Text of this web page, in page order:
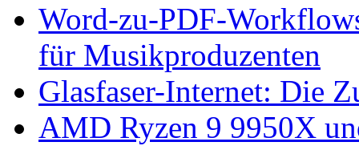
Word-zu-PDF-
für Musikproduzenten
Glasfaser-Internet: Die
AMD Ryzen 9 9950X